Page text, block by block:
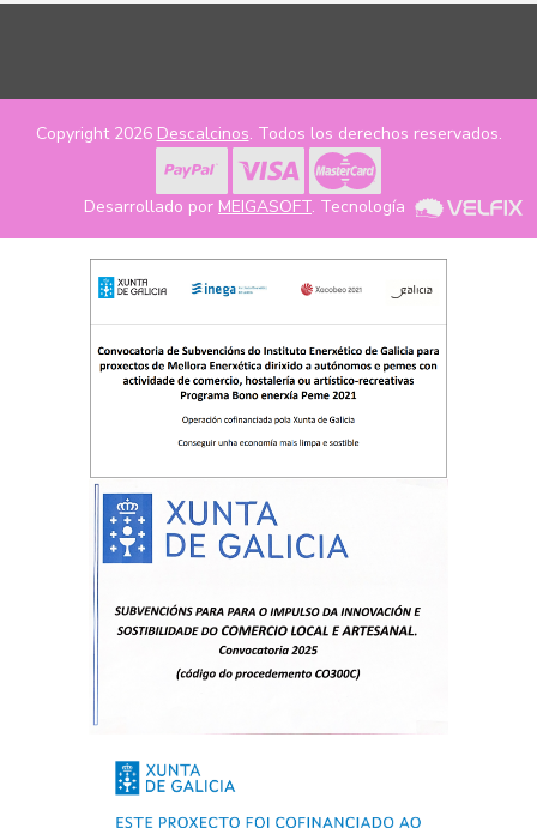
Copyright 2026 Descalcinos. Todos los derechos reservados.
Desarrollado por MEIGASOFT. Tecnología